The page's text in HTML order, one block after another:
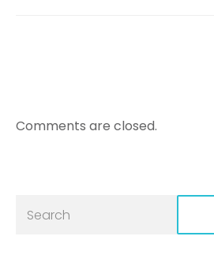
Comments are closed.